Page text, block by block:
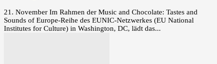
21. November Im Rahmen der Music and Chocolate: Tastes and
Sounds of Europe-Reihe des EUNIC-Netzwerkes (EU National
Institutes for Culture) in Washington, DC, lädt das...